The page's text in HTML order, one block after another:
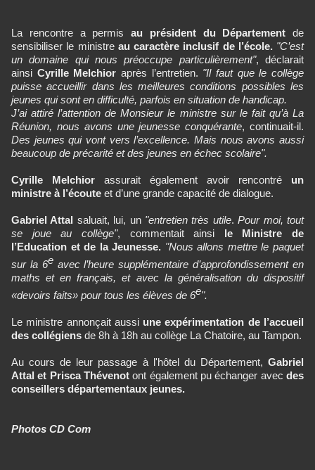
La rencontre a permis au président du Département de
sensibiliser le ministre au caractère inclusif de l’école. "C’est
un domaine qui nous préoccupe particulièrement", déclarait
ainsi Cyrille Melchior après l’entretien. "Il faut que le collège
puisse accueillir dans les meilleures conditions possibles les
jeunes qui sont en difficulté, parfois en situation de handicap.
J’ai attiré l’attention de Monsieur le ministre sur le fait qu’à La
Réunion, nous avons une jeunesse conquérante, continuait-il.
Des jeunes qui vont vers l’excellence. Mais nous avons aussi
beaucoup de précarité et des jeunes en échec scolaire".
Cyrille Melchior assurait également avoir rencontré un
ministre à l’écoute et d’une grande capacité de dialogue.
Gabriel Attal saluait, lui, un "entretien très utile. Pour moi, tout
se joue au collège", commentait ainsi
le Ministre de
l’Education et de la Jeunesse. "Nous allons mettre le paquet
sur la 6eavec l’heure supplémentaire d’approfondissement en
maths et en français, et avec la généralisation du dispositif
«devoirs faits» pour tous les élèves de 6e".
Le ministre annonçait aussi une expérimentation de l’accueil
des collégiens de 8h à 18h au collège La Chatoire, au Tampon.
Au cours de leur passage à l'hôtel du Département, Gabriel
Attal et Prisca Thévenotont également pu échanger avecdes
conseillers départementaux jeunes.
Photos CD Com